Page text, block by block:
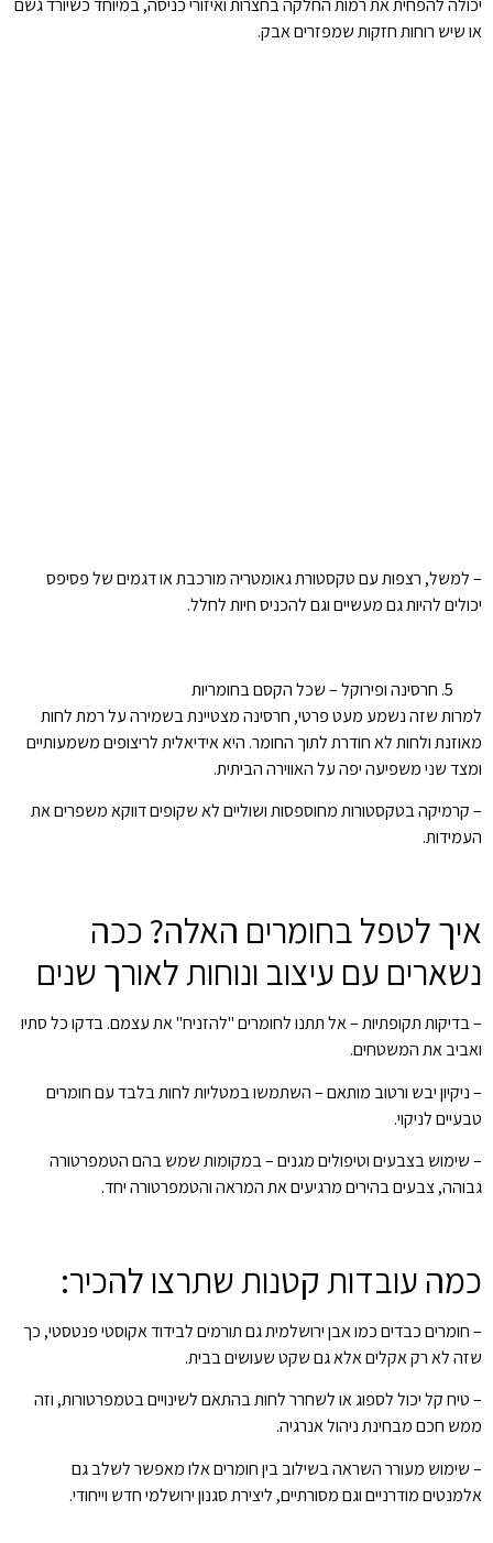
יכולה להפחית את רמות החלקה בחצרות ואיזורי כניסה, במיוחד כשיורד גשם
או שיש רוחות חזקות שמפזרים אבק.
– למשל, רצפות עם טקסטורת גאומטריה מורכבת או דגמים של פסיפס
יכולים להיות גם מעשיים וגם להכניס חיות לחלל.
חרסינה ופירוקל – שכל הקסם בחומריות
למרות שזה נשמע מעט פרטי, חרסינה מצטיינת בשמירה על רמת לחות
מאוזנת ולחות לא חודרת לתוך החומר. היא אידיאלית לריצופים משמעותיים
ומצד שני משפיעה יפה על האווירה הביתית.
– קרמיקה בטקסטורות מחוספסות ושוליים לא שקופים דווקא משפרים את
העמידות.
איך לטפל בחומרים האלה? ככה
נשארים עם עיצוב ונוחות לאורך שנים
– בדיקות תקופתיות – אל תתנו לחומרים "להזניח" את עצמם. בדקו כל סתיו
ואביב את המשטחים.
– ניקיון יבש ורטוב מותאם – השתמשו במטליות לחות בלבד עם חומרים
טבעיים לניקוי.
– שימוש בצבעים וטיפולים מגנים – במקומות שמש בהם הטמפרטורה
גבוהה, צבעים בהירים מרגיעים את המראה והטמפרטורה יחד.
כמה עובדות קטנות שתרצו להכיר:
– חומרים כבדים כמו אבן ירושלמית גם תורמים לבידוד אקוסטי פנטסטי, כך
שזה לא רק אקלים אלא גם שקט שעושים בבית.
– טיח קל יכול לספוג או לשחרר לחות בהתאם לשינויים בטמפרטורות, וזה
ממש חכם מבחינת ניהול אנרגיה.
– שימוש מעורר השראה בשילוב בין חומרים אלו מאפשר לשלב גם
אלמנטים מודרניים וגם מסורתיים, ליצירת סגנון ירושלמי חדש וייחודי.